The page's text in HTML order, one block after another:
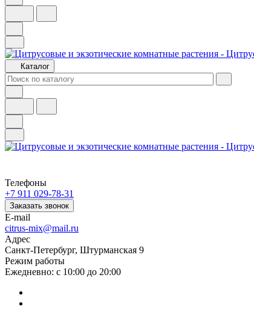
Каталог
Телефоны
+7 911 029-78-31
Заказать звонок
E-mail
citrus-mix@mail.ru
Адрес
Санкт-Петербург, Штурманская 9
Режим работы
Ежедневно: с 10:00 до 20:00